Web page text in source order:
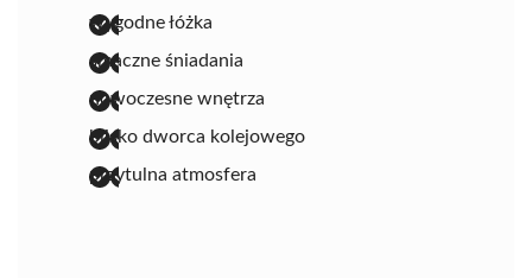
wygodne łóżka
smaczne śniadania
nowoczesne wnętrza
blisko dworca kolejowego
przytulna atmosfera